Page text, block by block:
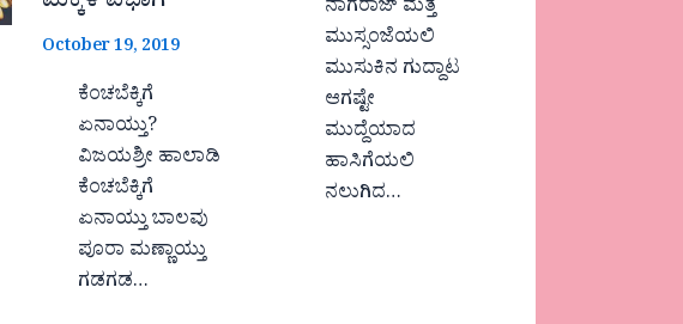
October 19, 2019
ಕೆಂಚಬೆಕ್ಕಿಗೆ
ಏನಾಯ್ತು?
ವಿಜಯಶ್ರೀ ಹಾಲಾಡಿ
ಕೆಂಚಬೆಕ್ಕಿಗೆ
ಏನಾಯ್ತು ಬಾಲವು
ಪೂರಾ ಮಣ್ಣಾಯ್ತು
ಗಡಗಡ…
ನಾಗರಾಜ್ ಮತ್ತೆ
ಮುಸ್ಸಂಜೆಯಲಿ
ಮುಸುಕಿನ ಗುದ್ದಾಟ
ಆಗಷ್ಟೇ
ಮುದ್ದೆಯಾದ
ಹಾಸಿಗೆಯಲಿ
ನಲುಗಿದ…